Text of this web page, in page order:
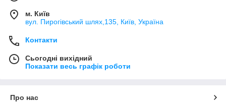
м. Київ
вул. Пирогівський шлях,135, Київ, Україна
Контакти
Сьогодні вихідний
Показати весь графік роботи
Про нас